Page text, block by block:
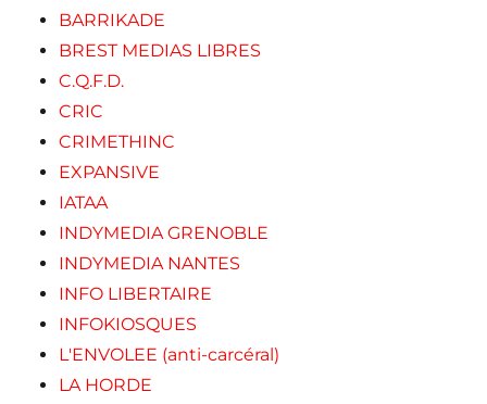
BARRIKADE
BREST MEDIAS LIBRES
C.Q.F.D.
CRIC
CRIMETHINC
EXPANSIVE
IATAA
INDYMEDIA GRENOBLE
INDYMEDIA NANTES
INFO LIBERTAIRE
INFOKIOSQUES
L'ENVOLEE (anti-carcéral)
LA HORDE